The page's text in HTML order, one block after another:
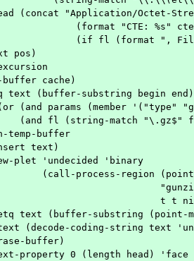
(concat "Application/Octet-
(format "CTE: %s"
(if fl (format ",
pos)
cache)
text (buffer-substring begin
(and params (member '("type"
(and fl (string-match "\.gz$"
temp-buffer
text)
plet 'undecided 'binary
(call-process-region
t t
text (buffer-substring (point-
(decode-coding-string text
buffer)
property 0 (length head) 'face